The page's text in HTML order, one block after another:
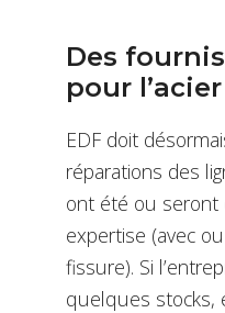
Des
pour l’acier
EDF doit
réparations des
ont été ou seront
expertise (avec
fissure). Si
quelques stocks,